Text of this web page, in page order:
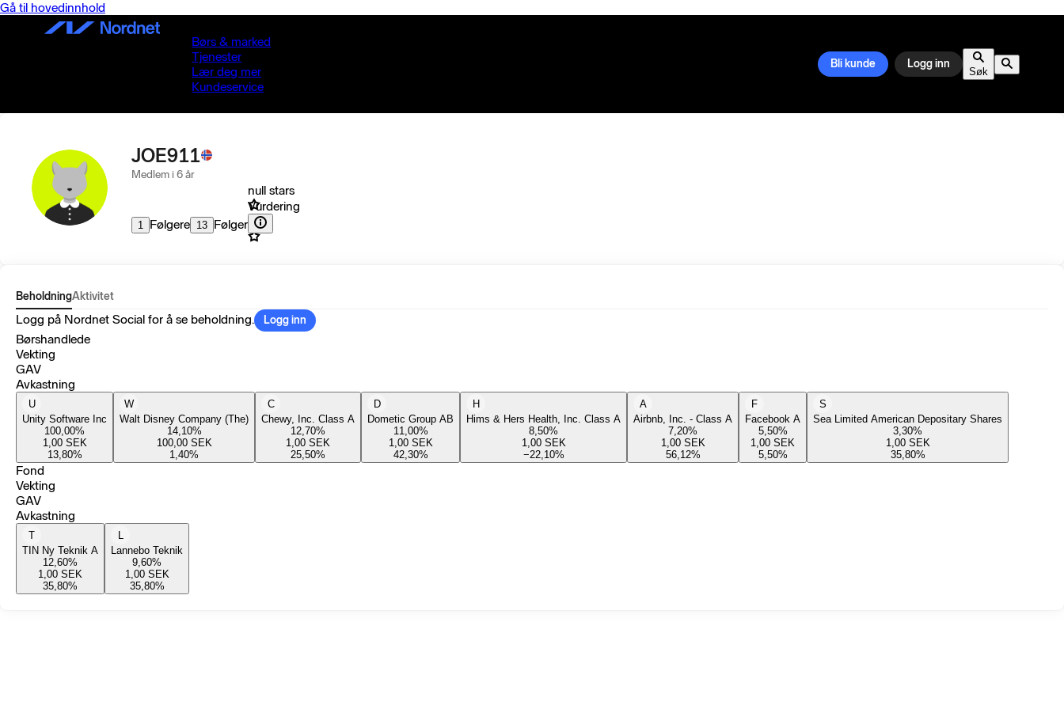
Gå til hovedinnhold
Børs & marked
Tjenester
Lær deg mer
Kundeservice
Bli kunde Logg inn
Søk
JOE911
Medlem i 6 år
1 Følgere 13 Følger
null stars
Vurdering
BeholdningAktivitet
Logg på Nordnet Social for å se beholdning. Logg inn
Børshandlede
Vekting
GAV
Avkastning
U
Unity Software Inc
100,00%
1,00 SEK
13,80%
W
Walt Disney Company (The)
14,10%
100,00 SEK
1,40%
C
Chewy, Inc. Class A
12,70%
1,00 SEK
25,50%
D
Dometic Group AB
11,00%
1,00 SEK
42,30%
H
Hims & Hers Health, Inc. Class A
8,50%
1,00 SEK
−22,10%
A
Airbnb, Inc. - Class A
7,20%
1,00 SEK
56,12%
F
Facebook A
5,50%
1,00 SEK
5,50%
S
Sea Limited American Depositary Shares
3,30%
1,00 SEK
35,80%
Fond
Vekting
GAV
Avkastning
T
TIN Ny Teknik A
12,60%
1,00 SEK
35,80%
L
Lannebo Teknik
9,60%
1,00 SEK
35,80%